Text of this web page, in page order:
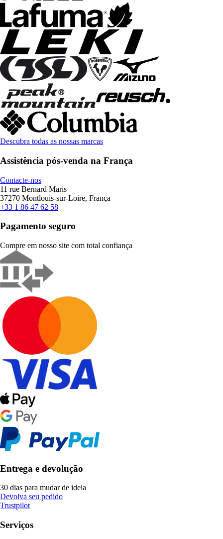
Descubra todas as nossas marcas
Assistência pós-venda na França
Contacte-nos
11 rue Bernard Maris
37270 Montlouis-sur-Loire, França
+33 1 86 47 62 58
Pagamento seguro
Compre em nosso site com total confiança
Entrega e devolução
30 dias para mudar de ideia
Devolva seu pedido
Trustpilot
Serviços